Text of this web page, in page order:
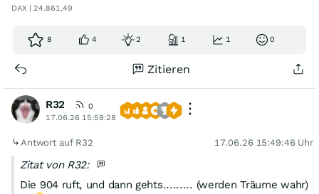
DAX | 24.861,49
8 4 2 1 1 0
Zitieren
R32
0
17.06.26 15:59:28
Antwort auf R32 17.06.26 15:49:46 Uhr
Zitat von R32:
Die 904 ruft, und dann gehts......... (werden Träume wahr)